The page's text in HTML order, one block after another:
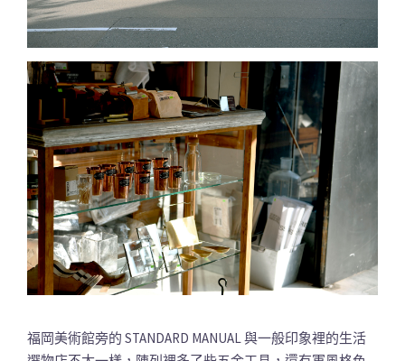
福岡美術館旁的 STANDARD MANUAL 與一般印象裡的生活